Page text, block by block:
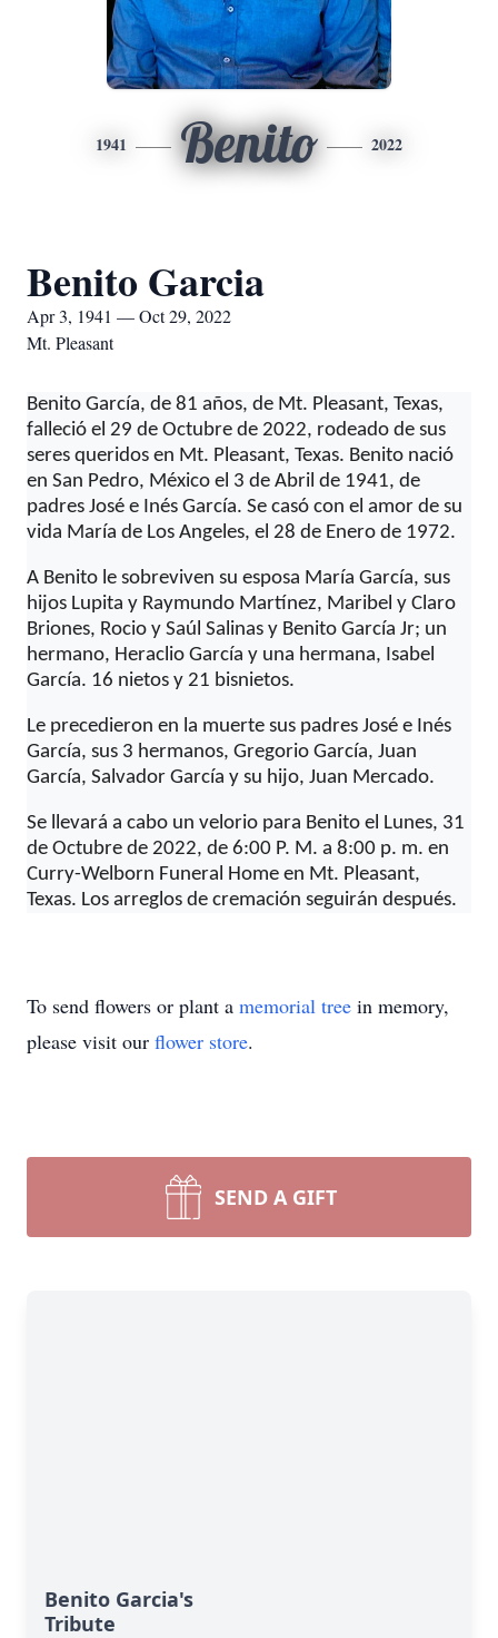
1941 Benito 2022
Benito Garcia
Apr 3, 1941 — Oct 29, 2022
Mt. Pleasant
Benito García, de 81 años, de Mt. Pleasant, Texas,
falleció el 29 de Octubre de 2022, rodeado de sus
seres queridos en Mt. Pleasant, Texas. Benito nació
en San Pedro, México el 3 de Abril de 1941, de
padres José e Inés García. Se casó con el amor de su
vida María de Los Angeles, el 28 de Enero de 1972.
A Benito le sobreviven su esposa María García, sus
hijos Lupita y Raymundo Martínez, Maribel y Claro
Briones, Rocio y Saúl Salinas y Benito García Jr; un
hermano, Heraclio García y una hermana, Isabel
García. 16 nietos y 21 bisnietos.
Le precedieron en la muerte sus padres José e Inés
García, sus 3 hermanos, Gregorio García, Juan
García, Salvador García y su hijo, Juan Mercado.
Se llevará a cabo un velorio para Benito el Lunes, 31
de Octubre de 2022, de 6:00 P. M. a 8:00 p. m. en
Curry-Welborn Funeral Home en Mt. Pleasant,
Texas. Los arreglos de cremación seguirán después.
To send flowers or plant a memorial tree in memory,
please visit our flower store.
SEND A GIFT
Benito Garcia's
Tribute